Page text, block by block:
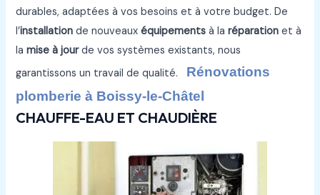
durables, adaptées à vos besoins et à votre budget. De
l’installation de nouveauxéquipements à laréparation et à
lamise à jourde vos systèmes existants, nous
garantissons un travail de qualité. Rénovations
plomberie à Boissy-le-Châtel
CHAUFFE-EAU ET CHAUDIÈRE